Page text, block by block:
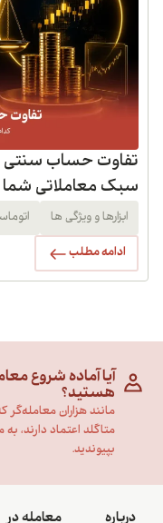
تفاوت حساب سنتی
سبک معاملاتی
ابزارها و ویژگی ها
ادامه مطلب
آیا آماده شروع
هستید؟
مانند هزاران معامله‌گر
متاگلد اعتماد دارند، به
بپیوندید.
درباره معامله در